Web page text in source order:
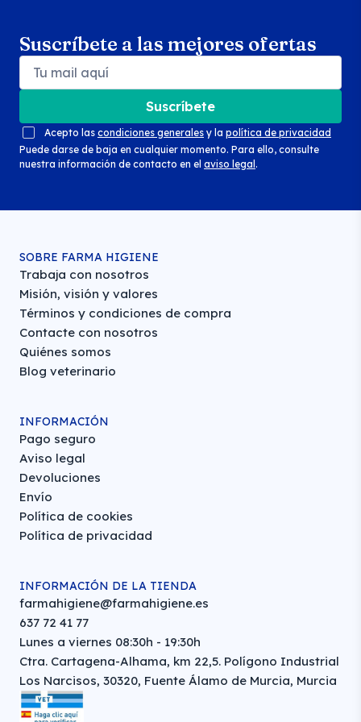
Suscríbete a las mejores ofertas
Suscríbete
Acepto las condiciones generales y la política de privacidad
Puede darse de baja en cualquier momento. Para ello, consulte
nuestra información de contacto en el aviso legal .
SOBRE FARMA HIGIENE
Trabaja con nosotros
Misión, visión y valores
Términos y condiciones de compra
Contacte con nosotros
Quiénes somos
Blog veterinario
INFORMACIÓN
Pago seguro
Aviso legal
Devoluciones
Envío
Política de cookies
Política de privacidad
INFORMACIÓN DE LA TIENDA
farmahigiene@farmahigiene.es
637 72 41 77
Lunes a viernes 08:30h - 19:30h
Ctra. Cartagena-Alhama, km 22,5. Polígono Industrial
Los Narcisos, 30320, Fuente Álamo de Murcia, Murcia